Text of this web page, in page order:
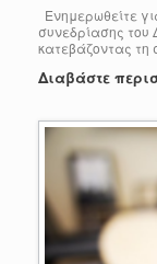
Ενημερωθείτε
συνεδρίασης του
κατεβάζοντας τη
Διαβάστε